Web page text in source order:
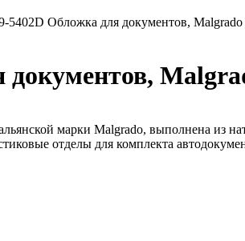
5402D Обложка для документов, Malgrado
документов,
марки Malgrado, выполнена из
отделы для комплекта